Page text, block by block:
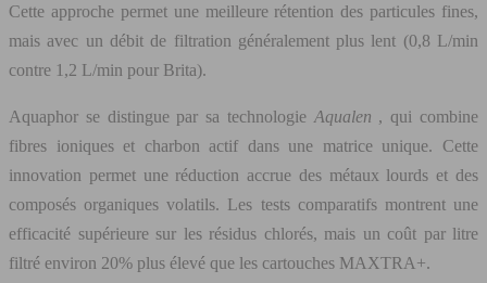
Cette approche permet une meilleure rétention des particules fines,
mais avec un débit de filtration généralement plus lent (0,8 L/min
contre 1,2 L/min pour Brita).
Aquaphor se distingue par sa technologie Aqualen , qui combine
fibres ioniques et charbon actif dans une matrice unique. Cette
innovation permet une réduction accrue des métaux lourds et des
composés organiques volatils. Les tests comparatifs montrent une
efficacité supérieure sur les résidus chlorés, mais un coût par litre
filtré environ 20% plus élevé que les cartouches MAXTRA+.